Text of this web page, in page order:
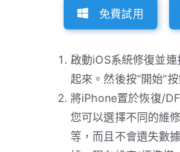
免費試用
啟動iOS系統修復並
起來。然後按“開始”按
將iPhone置於恢復/
您可以選擇不同的維
等，而且不會遺失數